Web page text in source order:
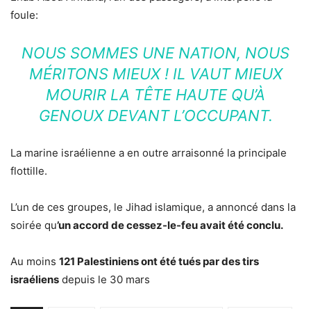
foule:
NOUS SOMMES UNE NATION, NOUS
MÉRITONS MIEUX ! IL VAUT MIEUX
MOURIR LA TÊTE HAUTE QU’À
GENOUX DEVANT L’OCCUPANT.
La marine israélienne a en outre arraisonné la principale
flottille.
L’un de ces groupes, le Jihad islamique, a annoncé dans la
soirée qu’un accord de cessez-le-feu avait été conclu.
Au moins 121 Palestiniens ont été tués par des tirs
israéliens depuis le 30 mars